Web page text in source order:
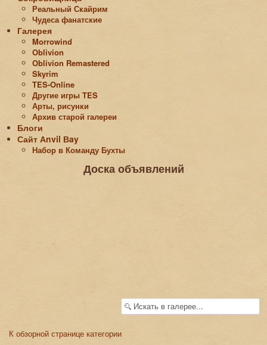
Реальный Скайрим
Чудеса фанатские
Галерея
Morrowind
Oblivion
Oblivion Remastered
Skyrim
TES-Online
Другие игры TES
Арты, рисунки
Архив старой галереи
Блоги
Сайт Аnvil Вay
Набор в Команду Бухты
Доска объявлений
К обзорной странице категории